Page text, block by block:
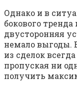
Однако и в
бокового
двусторонняя
немало выгоды.
из сделок
пропуская ни
получить